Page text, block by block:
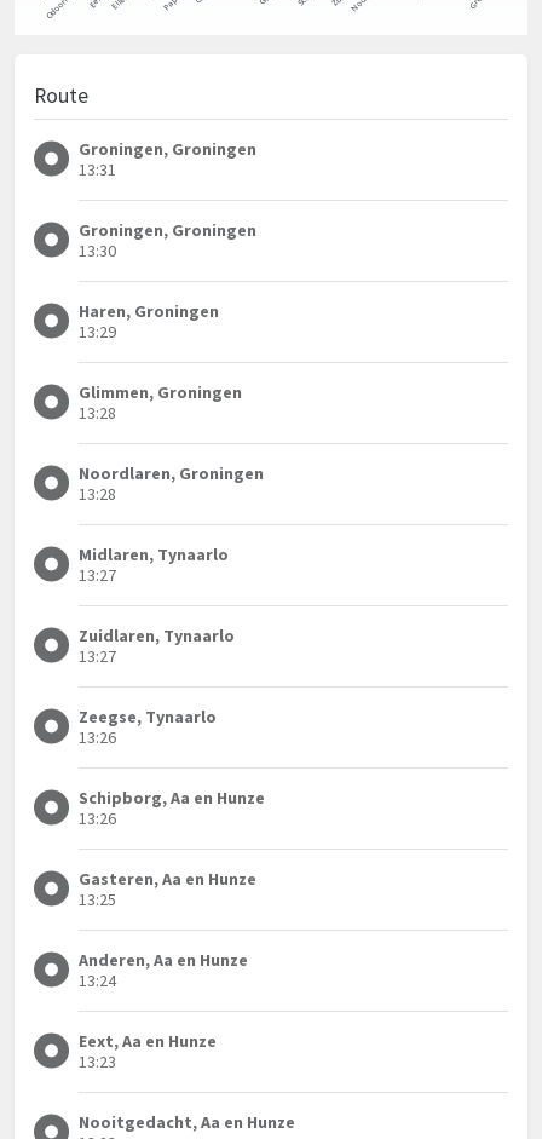
Route
Groningen, Groningen
13:31
Groningen, Groningen
13:30
Haren, Groningen
13:29
Glimmen, Groningen
13:28
Noordlaren, Groningen
13:28
Midlaren, Tynaarlo
13:27
Zuidlaren, Tynaarlo
13:27
Zeegse, Tynaarlo
13:26
Schipborg, Aa en Hunze
13:26
Gasteren, Aa en Hunze
13:25
Anderen, Aa en Hunze
13:24
Eext, Aa en Hunze
13:23
Nooitgedacht, Aa en Hunze